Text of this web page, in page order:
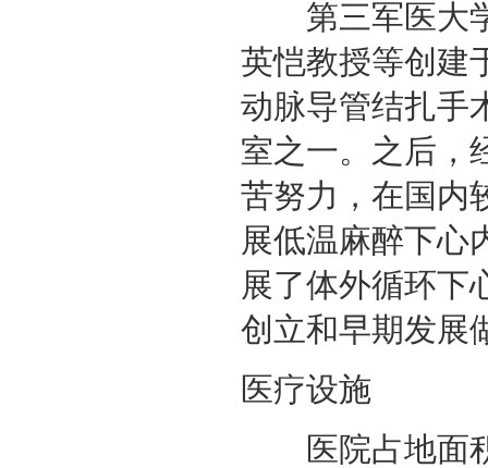
第三军医大学
英恺教授等创建
动脉导管结扎手
室之一。之后，
苦努力，在国内
展低温麻醉下心
展了体外循环下
创立和早期发展
医疗设施
医院占地面积